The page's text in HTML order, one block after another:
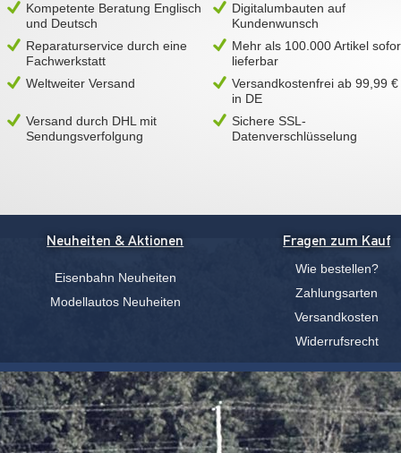
Kompetente Beratung Englisch
und Deutsch
Digitalumbauten auf
Kundenwunsch
Reparaturservice durch eine
Fachwerkstatt
Mehr als 100.000 Artikel
lieferbar
Weltweiter Versand
Versandkostenfrei ab 99,99 €
in DE
Versand durch DHL mit
Sendungsverfolgung
Sichere SSL-
Datenverschlüsselung
Neuheiten & Aktionen
Eisenbahn Neuheiten
Modellautos Neuheiten
Fragen zum Kauf
Wie bestellen?
Zahlungsarten
Versandkosten
Widerrufsrecht